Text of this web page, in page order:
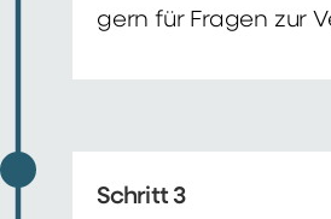
gern für Fragen zur
Schritt 3